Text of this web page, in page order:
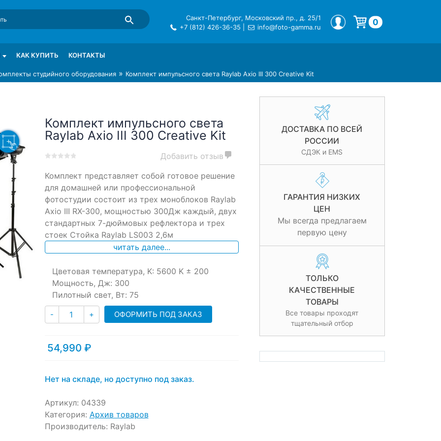
в СПб
Санкт-Петербург, Московский пр., д. 25/1
+7 (812) 426-36-35
info@foto-gamma.ru
МОЙ ПРОФИЛЬ 0
КАК КУПИТЬ КОНТАКТЫ
студийного оборудования » Комплект импульсного света Raylab Axio III 300 Creative Kit
ДОСТАВКА ПО ВСЕЙ
РОССИИ
СДЭК и EMS
ГАРАНТИЯ НИЗКИХ
ЦЕН
Мы всегда предлагаем
первую цену
ТОЛЬКО
КАЧЕСТВЕННЫЕ
ТОВАРЫ
Все товары проходят
тщательный отбор
Комплект импульсного света
Raylab Axio III 300 Creative Kit
out
based
on
customer
ratings
Добавить отзыв
Комплект представляет собой готовое решение
для домашней или профессиональной
фотостудии состоит из трех моноблоков Raylab
Axio III RX-300, мощностью 300Дж каждый, двух
стандартных 7-дюймовых рефлектора и трех
стоек Стойка Raylab LS003 2,6м
читать далее...
Цветовая температура, K: 5600 K ± 200
Мощность, Дж: 300
Пилотный свет, Вт: 75
- Количество
+ ОФОРМИТЬ ПОД ЗАКАЗ
54,990 ₽
Нет на складе, но доступно под заказ.
Артикул: 04339
Категория: Архив товаров
Производитель: Raylab